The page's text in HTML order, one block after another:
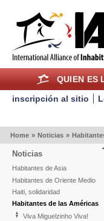
QUIEN ES
inscripción al sitio
Home » Noticias »
Noticias
Habitantes de Asia
Habitantes de Oriente Medio
Haiti, solidaridad
Habitantes de las Américas
Viva Miguelzinho Viva!